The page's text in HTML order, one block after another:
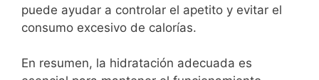
puede ayudar a controlar el apetito y evitar el
consumo excesivo de calorías.
En resumen, la hidratación adecuada es